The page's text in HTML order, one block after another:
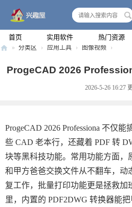
首页 实用软件 热门资源
» 分类区 › 应用工具 › 图像视频 ›
ProgeCAD 2026
2026-5-26 16:27
ProgeCAD 2026 Professiona 不仅
些 CAD 老本行，还藏着 PDF 转
块等黑科技功能。常用功能方面，
和甲方爸爸交换文件从不翻车，动
复工作，批量打印功能更是拯救加
里，内置的 PDF2DWG 转换器能